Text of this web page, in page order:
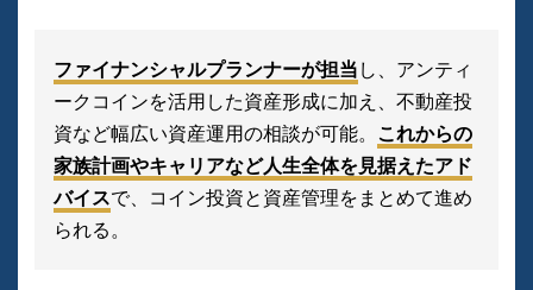
ファイナンシャルプランナーが担当 し、アンティ
ークコインを活用した資産形成に加え、不動産投
資など幅広い資産運用の相談が可能。
これからの
家族計画やキャリアなど人生全体を見据えたアド
バイスで、コイン投資と資産管理をまとめて進め
られる。